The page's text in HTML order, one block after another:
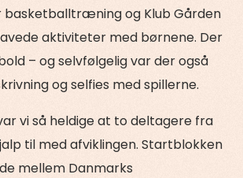
basketballtræning og Klub Gården
aktiviteter med børnene. Der
– og selvfølgelig var der også
og selfies med spillerne.
vi så heldige at to deltagere fra
til med afviklingen. Startblokken
mellem Danmarks